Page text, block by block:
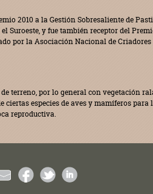
2010 a la Gestión Sobresaliente de
Suroeste, y fue también receptor del
por la Asociación Nacional de
terreno, por lo general con vegetación
ciertas especies de aves y mamíferos para
reproductiva.